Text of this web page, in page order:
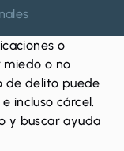
o
miedo o no
de delito puede
incluso cárcel.
y buscar ayuda